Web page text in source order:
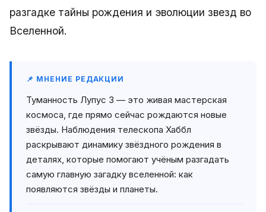
разгадке тайны рождения и эволюции звезд во
Вселенной.
📌 МНЕНИЕ РЕДАКЦИИ
Туманность Лупус 3 — это живая мастерская
космоса, где прямо сейчас рождаются новые
звёзды. Наблюдения телескопа Хаббл
раскрывают динамику звёздного рождения в
деталях, которые помогают учёным разгадать
самую главную загадку вселенной: как
появляются звёзды и планеты.